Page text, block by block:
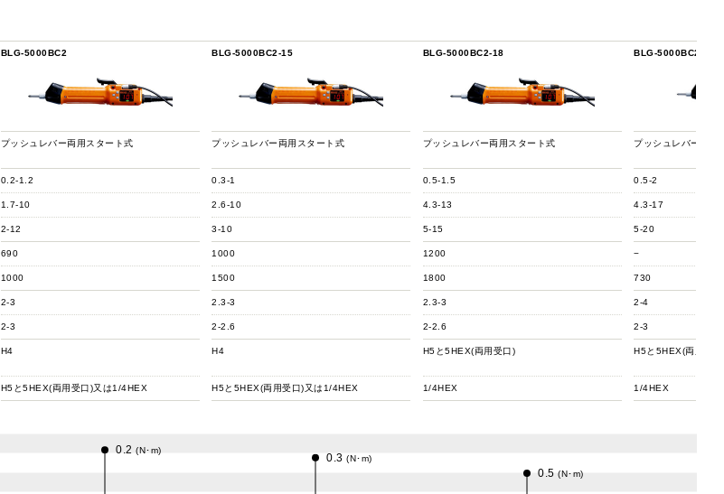
BLG-5000BC2
プッシュレバー両用スタート式
0.2-1.2
1.7-10
2-12
690
1000
2-3
2-3
H4
H5と5HEX(両用受口)又は1/4HEX
0.2 (N･m)
BLG-5000BC2-15
プッシュレバー両用スタート式
0.3-1
2.6-10
3-10
1000
1500
2.3-3
2-2.6
H4
H5と5HEX(両用受口)又は1/4HEX
0.3 (N･m)
BLG-5000BC2-18
プッシュレバー両用スタート式
0.5-1.5
4.3-13
5-15
1200
1800
2.3-3
2-2.6
H5と5HEX(両用受口)
1/4HEX
0.5 (N･m)
BLG-5000BC2-HT
プッシュレバー両用
0.5-2
4.3-17
5-20
−
730
2-4
2-3
H5と5HEX(両用受
1/4HEX